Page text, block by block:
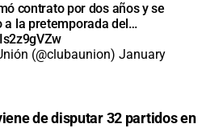
contrato por dos años y se
a la pretemporada del…
(@clubaunion) January
de disputar 32 partidos en